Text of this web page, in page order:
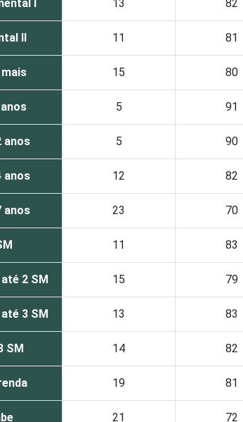
I 13 82
II 11 81
15 80
5 91
anos 5 90
anos 12 82
anos 23 70
11 83
2 SM 15 79
3 SM 13 83
SM 14 82
19 81
21 72